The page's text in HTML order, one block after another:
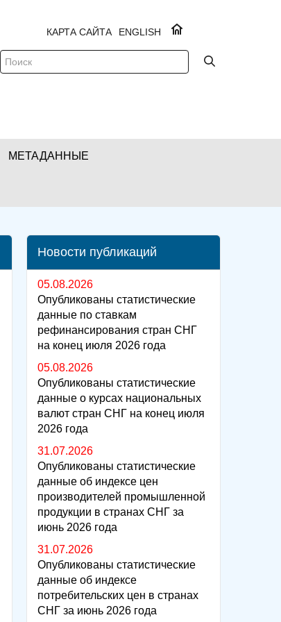
ENGLISH
КАРТА САЙТА
МЕТАДАННЫЕ
Новости публикаций
05.08.2026
Опубликованы статистические
данные по ставкам
рефинансирования стран СНГ
на конец июля 2026 года
05.08.2026
Опубликованы статистические
данные о курсах национальных
валют стран СНГ на конец июля
2026 года
31.07.2026
Опубликованы статистические
данные об индексе цен
производителей промышленной
продукции в странах СНГ за
июнь 2026 года
31.07.2026
Опубликованы статистические
данные об индексе
потребительских цен в странах
СНГ за июнь 2026 года